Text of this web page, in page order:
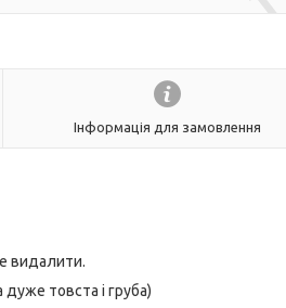
Інформація для замовлення
видалити.
товста і груба)